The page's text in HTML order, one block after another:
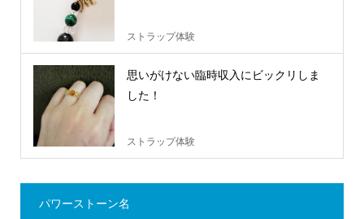
ストラップ体験
思いがけない臨時収入にビックリしま
した！
ストラップ体験
パワーストーン名